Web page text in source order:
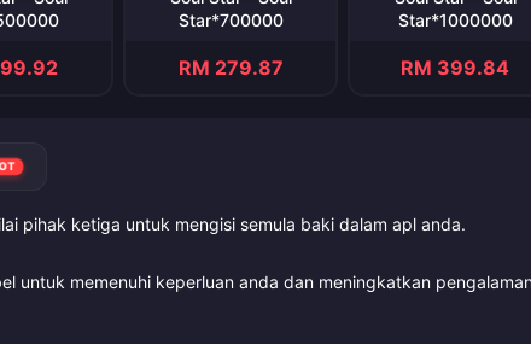
Star*700000
RM 279.87
Star*1000000
RM 399.84
pihak ketiga untuk mengisi semula baki dalam apl anda.
untuk memenuhi keperluan anda dan meningkatkan